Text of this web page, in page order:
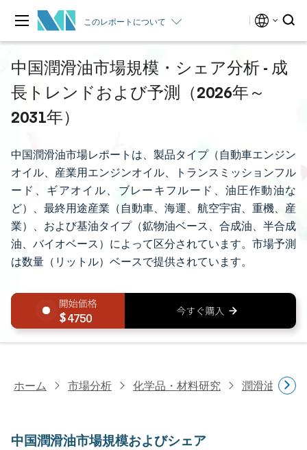
このレポートについて
中国潤滑油市場規模・シェア分析 - 成
長トレンドおよび予測（2026年～
2031年）
中国潤滑油市場レポートは、製品タイプ（自動車エンジン
オイル、産業用エンジンオイル、トランスミッションフル
ード、ギアオイル、ブレーキフルード、油圧作動油な
ど）、最終用途産業（自動車、海運、航空宇宙、重機、産
業）、および基油タイプ（鉱物油ベース、合成油、半合成
油、バイオベース）によって区分されています。市場予測
は数量（リットル）ベースで提供されています。
4750
ホーム 市場分析 化学品・材料研究 潤滑油・燃
中国潤滑油市場規模およびシェア